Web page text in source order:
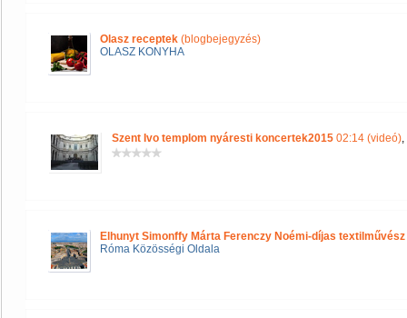
Olasz receptek (blogbejegyzés)
OLASZ KONYHA
Szent Ivo templom nyáresti koncertek2015 02:14 (videó),
Elhunyt Simonffy Márta Ferenczy Noémi-díjas textilművész
Róma Közösségi Oldala